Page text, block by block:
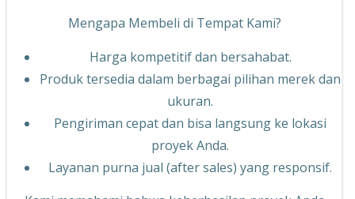
Mengapa Membeli di Tempat Kami?
Harga kompetitif dan bersahabat.
Produk tersedia dalam berbagai pilihan merek dan
ukuran.
Pengiriman cepat dan bisa langsung ke lokasi
proyek Anda.
Layanan purna jual (after sales) yang responsif.